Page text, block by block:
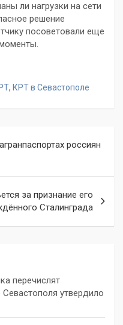
ли нагрузки на сети
решение
посоветовали еще
, КРТ в Севастополе
россиян
за признание его
Сталинграда
перечислят
Севастополя утвердило